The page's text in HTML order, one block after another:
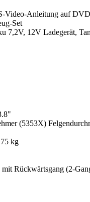
Video-Anleitung auf DVD
Set
7,2V, 12V Ladegerät,
(5353X)
kg
Rückwärtsgang (2-